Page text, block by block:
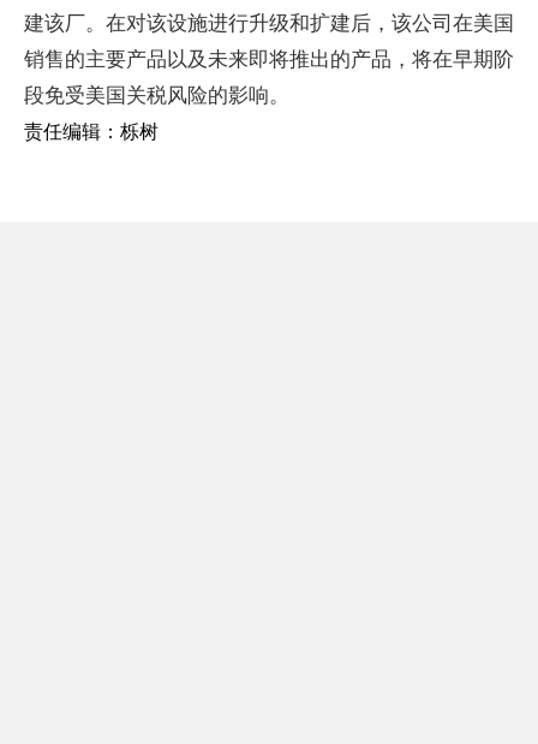
建该厂。在对该设施进行升级和扩建后，该公司在美国
销售的主要产品以及未来即将推出的产品，将在早期阶
段免受美国关税风险的影响。
责任编辑：栎树